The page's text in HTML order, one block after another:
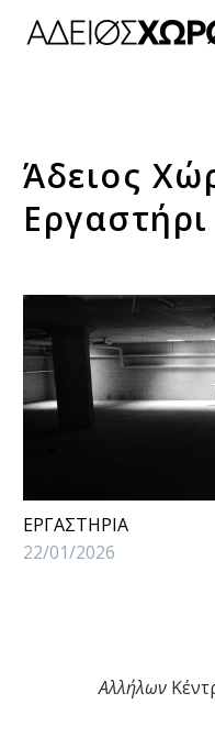
Άδειος
ΕΡΓΑΣΤΗΡΙΑ
22/01/2026
Αλλήλων